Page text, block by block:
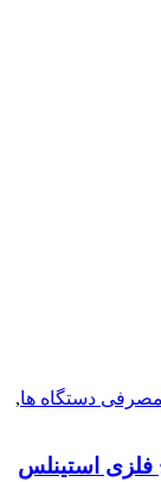
دستگاه ها,
استینلس